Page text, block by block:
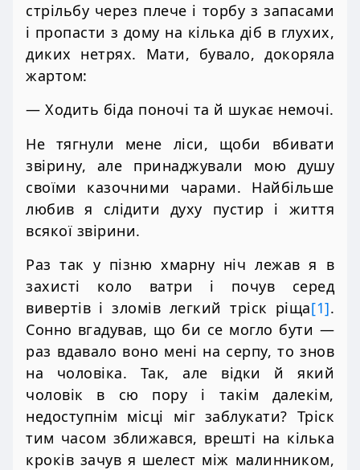
стрільбу через плече і торбу з запасами
і пропасти з дому на кілька діб в глухих,
диких нетрях. Мати, бувало, докоряла
жартом:
— Ходить біда поночі та й шукає немочі.
Не тягнули мене ліси, щоби вбивати
звірину, але принаджували мою душу
своїми казочними чарами. Найбільше
любив я слідити духу пустир і життя
всякої звірини.
Раз так у пізню хмарну ніч лежав я в
захисті коло ватри і почув серед
вивертів і зломів легкий тріск ріща[1].
Сонно вгадував, що би се могло бути —
раз вдавало воно мені на серпу, то знов
на чоловіка. Так, але відки й який
чоловік в сю пору і такім далекім,
недоступнім місці міг заблукати? Тріск
тим часом зближався, врешті на кілька
кроків зачув я шелест між малинником,